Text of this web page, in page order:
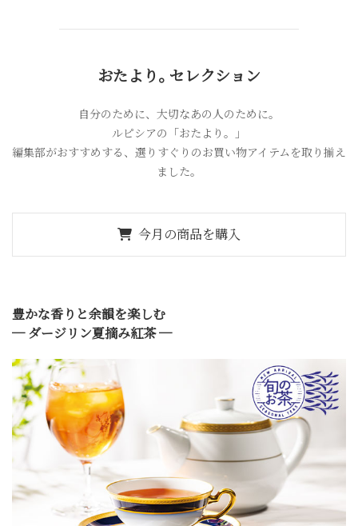
おたより。 セレクション
自分のために、大切なあの人のために。
ルピシアの「おたより。」
編集部がおすすめする、選りすぐりのお買い物アイテムを取り揃え
ました。
今月の商品を購入
豊かな香りと余韻を楽しむ
─ ダージリン夏摘み紅茶 ─